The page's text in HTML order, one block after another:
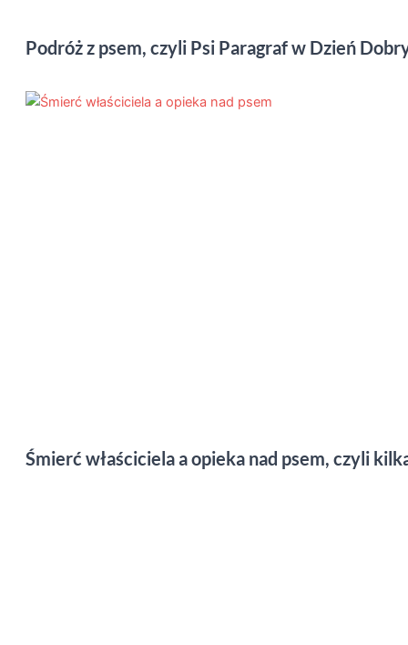
Podróż z psem, czyli Psi Paragraf w Dzień
Śmierć właściciela a opieka nad psem, czyli